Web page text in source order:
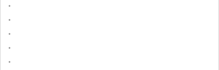
•
•
•
•
•